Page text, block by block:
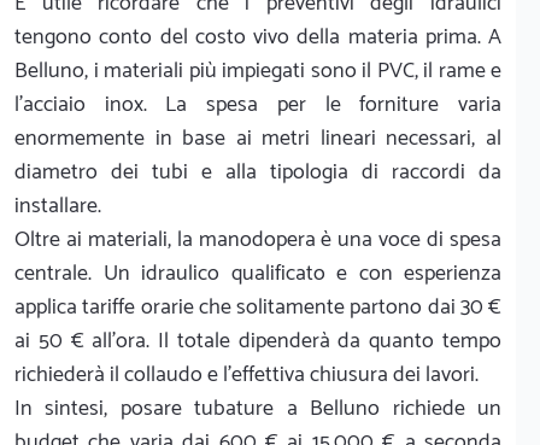
tengono conto del costo vivo della materia prima. A
Belluno, i materiali più impiegati sono il PVC, il rame e
l'acciaio inox. La spesa per le forniture varia
enormemente in base ai metri lineari necessari, al
diametro dei tubi e alla tipologia di raccordi da
installare.
Oltre ai materiali, la manodopera è una voce di spesa
centrale. Un idraulico qualificato e con esperienza
applica tariffe orarie che solitamente partono dai 30 €
ai 50 € all'ora. Il totale dipenderà da quanto tempo
richiederà il collaudo e l'effettiva chiusura dei lavori.
In sintesi, posare tubature a Belluno richiede un